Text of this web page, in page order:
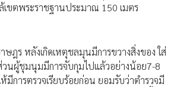
ขตพระราชฐานประมาณ 150 เมตร
ร หลังเกิดเหตุชลมุนมีการขวางสิ่งของ ใส่
วนผู้ชุมนุมมีการจับกุมไปแล้วอย่างน้อย7-8
มีการตรวจเรียบร้อยก่อน ยอมรับว่าตำรวจมี